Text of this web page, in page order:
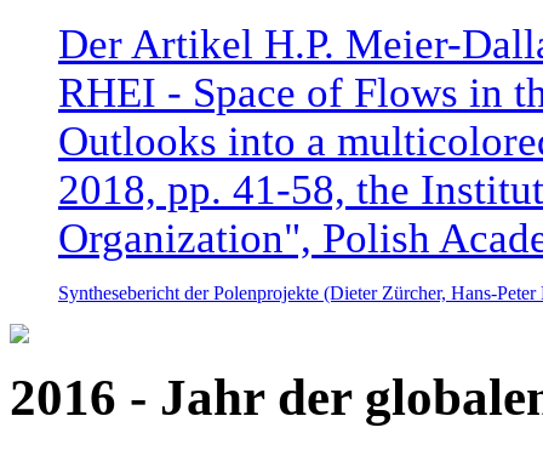
Der Artikel H.P. Meier-
RHEI - Space of Flows in
Outlooks into a
2018, pp. 41-58, the
Organization", Polish
Synthesebericht der Polenprojekte (Dieter Zürcher, Hans-
2016 - Jahr der